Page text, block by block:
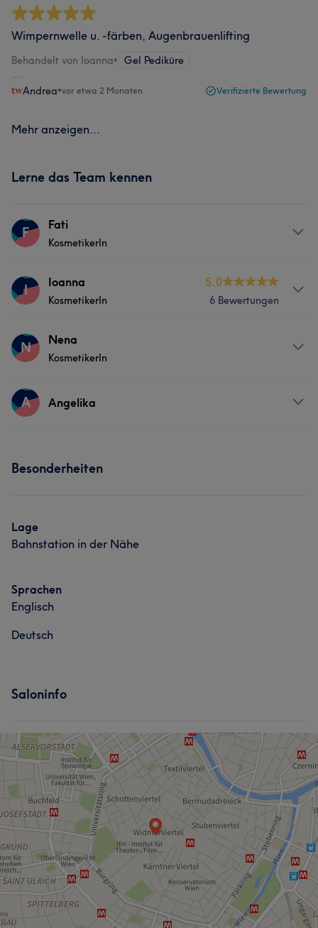
Wimpernwelle u. -färben, Augenbrauenlifting
Behandelt von Ioanna• Gel Pediküre
Andrea•vor etwa 2 Monaten Verifizierte Bewertung
Mehr anzeigen...
Lerne das Team kennen
F Fati
KosmetikerIn
Services
I Ioanna
KosmetikerIn
5.0
6 Bewertungen
Services
Gesicht
N Nena
KosmetikerIn
Services
A Angelika
Besonderheiten
Lage
Bahnstation in der Nähe
Sprachen
Englisch
Deutsch
Saloninfo